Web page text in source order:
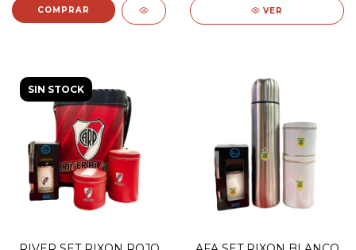
VER
SIN STOCK